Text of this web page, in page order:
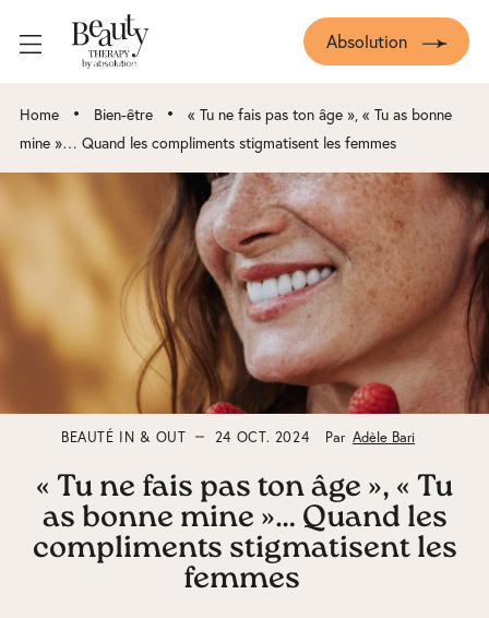
Absolution
Home • Bien-être •
« Tu ne fais pas ton âge », « Tu as bonne
mine »… Quand les compliments stigmatisent les femmes
BEAUTÉ IN & OUT 24 OCT. 2024 Par Adèle Bari
« Tu ne fais pas ton âge », « Tu
as bonne mine »… Quand les
compliments stigmatisent les
femmes